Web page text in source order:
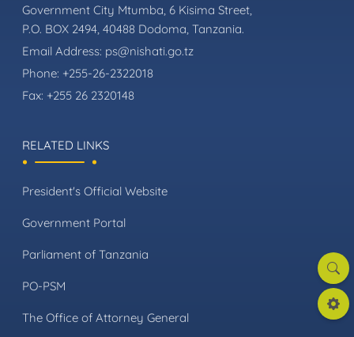
Government City Mtumba, 6 Kisima Street,
P.O. BOX 2494, 40488 Dodoma, Tanzania.
Email Address: ps@nishati.go.tz
Phone: +255-26-2322018
Fax: +255 26 2320148
RELATED LINKS
President's Official Website
Government Portal
Parliament of Tanzania
PO-PSM
The Office of Attorney General